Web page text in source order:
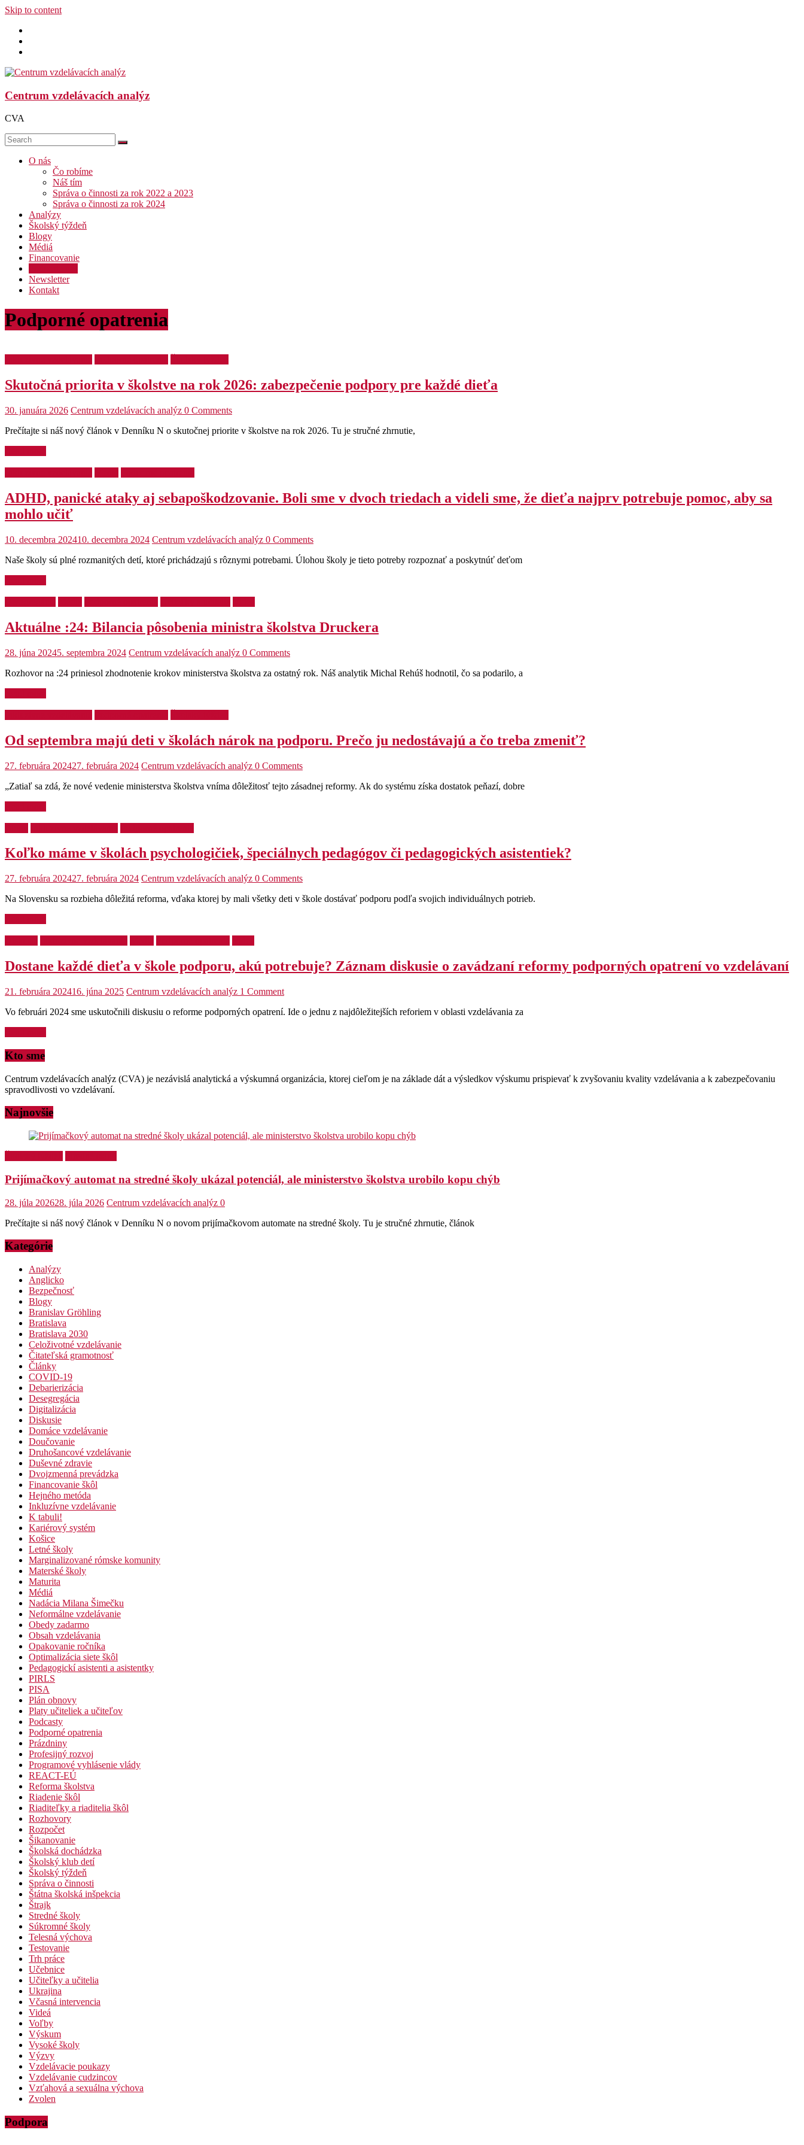
Skip to content
Centrum vzdelávacích analýz
CVA
O nás
Čo robíme
Náš tím
Správa o činnosti za rok 2022 a 2023
Správa o činnosti za rok 2024
Analýzy
Školský týždeň
Blogy
Médiá
Financovanie
Newsletter
Kontakt
Podporné opatrenia
Skutočná priorita v školstve na rok 2026: zabezpečenie podpory pre každé dieťa
30. januára 2026 Centrum vzdelávacích analýz 0 Comments
Prečítajte si náš nový článok v Denníku N o skutočnej priorite v školstve na rok 2026. Tu je stručné zhrnutie,
ADHD, panické ataky aj sebapoškodzovanie. Boli sme v dvoch triedach a videli sme, že dieťa najprv potrebuje pomoc, aby sa
mohlo učiť
10. decembra 202410. decembra 2024 Centrum vzdelávacích analýz 0 Comments
Naše školy sú plné rozmanitých detí, ktoré prichádzajú s rôznymi potrebami. Úlohou školy je tieto potreby rozpoznať a poskytnúť deťom
Aktuálne :24: Bilancia pôsobenia ministra školstva Druckera
28. júna 20245. septembra 2024 Centrum vzdelávacích analýz 0 Comments
Rozhovor na :24 priniesol zhodnotenie krokov ministerstva školstva za ostatný rok. Náš analytik Michal Rehúš hodnotil, čo sa podarilo, a
Od septembra majú deti v školách nárok na podporu. Prečo ju nedostávajú a čo treba zmeniť?
27. februára 202427. februára 2024 Centrum vzdelávacích analýz 0 Comments
„Zatiaľ sa zdá, že nové vedenie ministerstva školstva vníma dôležitosť tejto zásadnej reformy. Ak do systému získa dostatok peňazí, dobre
Koľko máme v školách psychologičiek, špeciálnych pedagógov či pedagogických asistentiek?
27. februára 202427. februára 2024 Centrum vzdelávacích analýz 0 Comments
Na Slovensku sa rozbieha dôležitá reforma, vďaka ktorej by mali všetky deti v škole dostávať podporu podľa svojich individuálnych potrieb.
Dostane každé dieťa v škole podporu, akú potrebuje? Záznam diskusie o zavádzaní reformy podporných opatrení vo vzdelávaní
21. februára 202416. júna 2025 Centrum vzdelávacích analýz 1 Comment
Vo februári 2024 sme uskutočnili diskusiu o reforme podporných opatrení. Ide o jednu z najdôležitejších reforiem v oblasti vzdelávania za
Kto sme
Centrum vzdelávacích analýz (CVA) je nezávislá analytická a výskumná organizácia, ktorej cieľom je na základe dát a výsledkov výskumu prispievať k zvyšovaniu kvality vzdelávania a k zabezpečovaniu
spravodlivosti vo vzdelávaní.
Najnovšie
Prijímačkový automat na stredné školy ukázal potenciál, ale ministerstvo školstva urobilo kopu chýb
28. júla 202628. júla 2026 Centrum vzdelávacích analýz 0
Prečítajte si náš nový článok v Denníku N o novom prijímačkovom automate na stredné školy. Tu je stručné zhrnutie, článok
Kategórie
Analýzy
Anglicko
Bezpečnosť
Blogy
Branislav Gröhling
Bratislava
Bratislava 2030
Celoživotné vzdelávanie
Čitateľská gramotnosť
Články
COVID-19
Debarierizácia
Desegregácia
Digitalizácia
Diskusie
Domáce vzdelávanie
Doučovanie
Druhošancové vzdelávanie
Duševné zdravie
Dvojzmenná prevádzka
Financovanie škôl
Hejného metóda
Inkluzívne vzdelávanie
K tabuli!
Kariérový systém
Košice
Letné školy
Marginalizované rómske komunity
Materské školy
Maturita
Médiá
Nadácia Milana Šimečku
Neformálne vzdelávanie
Obedy zadarmo
Obsah vzdelávania
Opakovanie ročníka
Optimalizácia siete škôl
Pedagogickí asistenti a asistentky
PIRLS
PISA
Plán obnovy
Platy učiteliek a učiteľov
Podcasty
Podporné opatrenia
Prázdniny
Profesijný rozvoj
Programové vyhlásenie vlády
REACT-EÚ
Reforma školstva
Riadenie škôl
Riaditeľky a riaditelia škôl
Rozhovory
Rozpočet
Šikanovanie
Školská dochádzka
Školský klub detí
Školský týždeň
Správa o činnosti
Štátna školská inšpekcia
Štrajk
Stredné školy
Súkromné školy
Telesná výchova
Testovanie
Trh práce
Učebnice
Učiteľky a učitelia
Ukrajina
Včasná intervencia
Videá
Voľby
Výskum
Vysoké školy
Výzvy
Vzdelávacie poukazy
Vzdelávanie cudzincov
Vzťahová a sexuálna výchova
Zvolen
Podpora